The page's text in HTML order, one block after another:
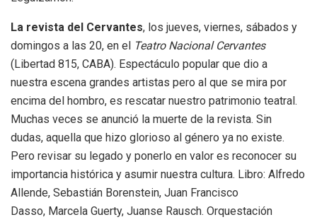
La revista del Cervantes, los jueves, viernes, sábados y
domingos a las 20, en el Teatro Nacional Cervantes
(Libertad 815, CABA). Espectáculo popular que dio a
nuestra escena grandes artistas pero al que se mira por
encima del hombro, es rescatar nuestro patrimonio teatral.
Muchas veces se anunció la muerte de la revista. Sin
dudas, aquella que hizo glorioso al género ya no existe.
Pero revisar su legado y ponerlo en valor es reconocer su
importancia histórica y asumir nuestra cultura. Libro: Alfredo
Allende, Sebastián Borenstein, Juan Francisco
Dasso, Marcela Guerty, Juanse Rausch. Orquestación